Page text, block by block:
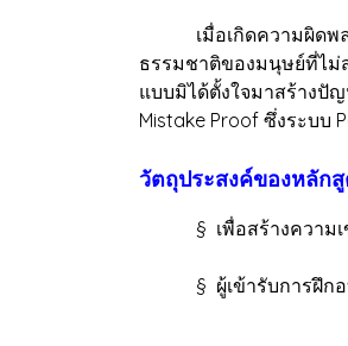
เมื่อเกิดความผิดพลาด
ธรรมชาติของมนุษย์ที่ไม่
แบบมิได้ตั้งใจมาสร้างปั
Mistake Proof ซึ่งระบบ
วัตถุประสงค์ของหลัก
§ เพื่อสร้างความเข้า
§ ผู้เข้ารับการฝึกอบร